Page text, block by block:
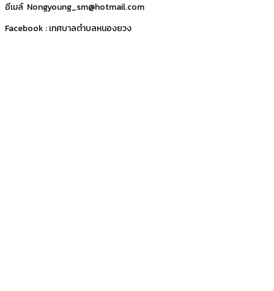
อีเมล์ Nongyoung_sm@hotmail.com
Facebook : เทศบาลตำบลหนองยวง